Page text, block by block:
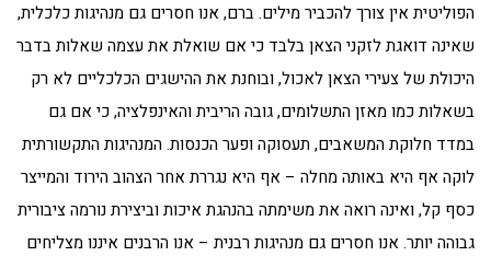
הפוליטית אין צורך להכביר מילים. ברם, אנו חסרים גם מנהיגות כלכלית,
שאינה דואגת לזקני הצאן בלבד כי אם שואלת את עצמה שאלות בדבר
היכולת של צעירי הצאן לאכול, ובוחנת את ההישגים הכלכליים לא רק
בשאלות כמו מאזן התשלומים, גובה הריבית והאינפלציה, כי אם גם
במדד חלוקת המשאבים, תעסוקה ופער הכנסות. המנהיגות התקשורתית
לוקה אף היא באותה מחלה – אף היא נגררת אחר הצהוב הירוד והמייצר
כסף קל, ואינה רואה את משימתה בהנהגת איכות וביצירת נורמה ציבורית
גבוהה יותר. אנו חסרים גם מנהיגות רבנית – אנו הרבנים איננו מצליחים